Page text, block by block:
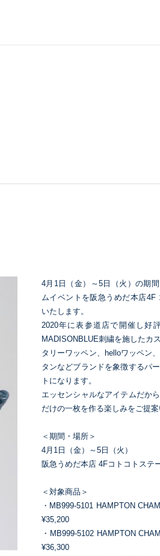
4月1日（金）～5日（火）の期
ムイベントを阪急うめだ本店4F
いたします。
2020年に表参道店で開催し好
MADISONBLUE刺繍を施したカ
タリーワッペン、helloワッペン
タンなどブランドを象徴するパ
トになります。
エッセンシャルなアイテムだか
だけの一枚を作る楽しみをご提案
＜期間・場所＞
4月1日（金）～5日（火）
阪急うめだ本店 4Fコトコトステ
＜対象商品＞
・MB999-5101 HAMPTON
¥35,200
・MB999-5102 HAMPTON
¥36,300